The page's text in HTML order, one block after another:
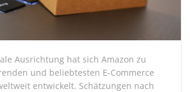
Ausrichtung hat sich Amazon zu
und beliebtesten E-Commerce
entwickelt. Schätzungen nach